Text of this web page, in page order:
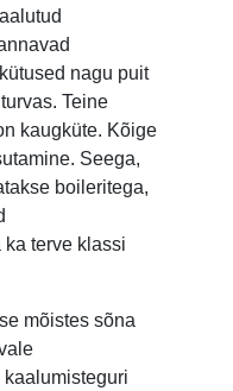
nagu puit
Teine
kaugküte. Kõige
Seega,
boileritega,
terve klassi
mõistes sõna